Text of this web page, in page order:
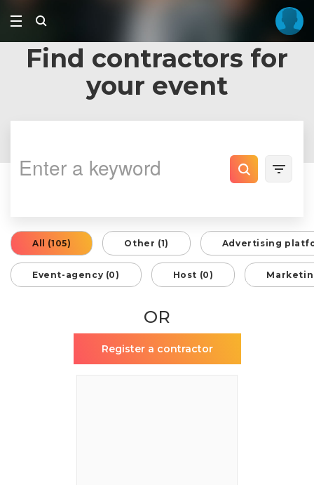
Find contractors for
your event
All (105) Other (1) Advertising
Event-agency (0) Host (0)
OR
Register a contractor